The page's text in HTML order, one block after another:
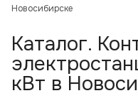
Новосибирске
Каталог.
кВт в